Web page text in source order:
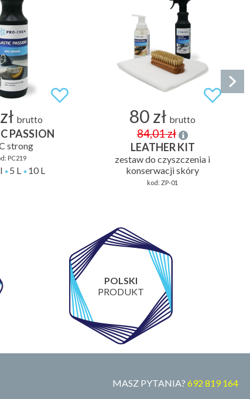
brutto
PASSION
strong
PC219
5 L 10 L
80 zł brutto
84,01 zł
LEATHER KIT
zestaw do czyszczenia i
konserwacji skóry
kod: ZP-01
POLSKI
PRODUKT
MASZ PYTANIA? 692 819 164